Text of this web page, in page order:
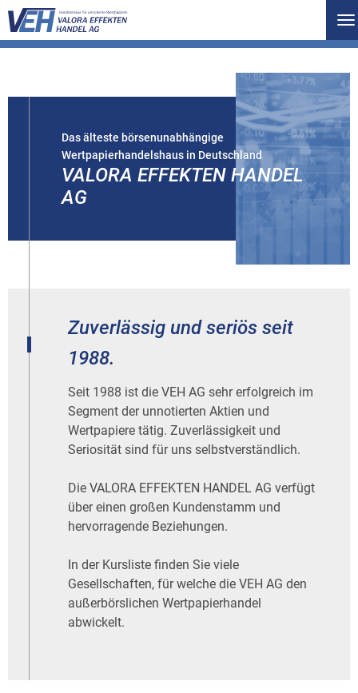
Das älteste börsenunabhängige
Wertpapierhandelshaus in Deutschland
VALORA EFFEKTEN HANDEL
AG
Zuverlässig und seriös seit
1988.
Seit 1988 ist die VEH AG sehr erfolgreich im
Segment der unnotierten Aktien und
Wertpapiere tätig. Zuverlässigkeit und
Seriosität sind für uns selbstverständlich.
Die VALORA EFFEKTEN HANDEL AG verfügt
über einen großen Kundenstamm und
hervorragende Beziehungen.
In der Kursliste finden Sie viele
Gesellschaften, für welche die VEH AG den
außerbörslichen Wertpapierhandel
abwickelt.